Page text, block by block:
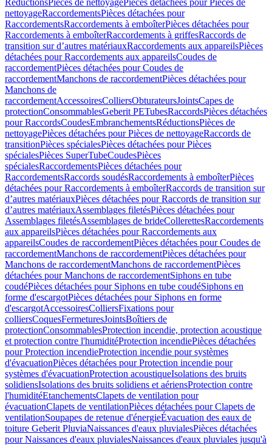
RéductionsPièces de nettoyagePièces détachées pour Pièces de
nettoyageRaccordementsPièces détachées pour
RaccordementsRaccordements à emboîterPièces détachées pour
Raccordements à emboîterRaccordements à griffesRaccords de
transition sur d’autres matériauxRaccordements aux appareilsPièces
détachées pour Raccordements aux appareilsCoudes de
raccordementPièces détachées pour Coudes de
raccordementManchons de raccordementPièces détachées pour
Manchons de
raccordementAccessoiresColliersObturateursJointsCapes de
protectionConsommablesGeberit PETubesRaccordsPièces détachées
pour RaccordsCoudesEmbranchementsRéductionsPièces de
nettoyagePièces détachées pour Pièces de nettoyageRaccords de
transitionPièces spécialesPièces détachées pour Pièces
spécialesPièces SuperTubeCoudesPièces
spécialesRaccordementsPièces détachées pour
RaccordementsRaccords soudésRaccordements à emboîterPièces
détachées pour Raccordements à emboîterRaccords de transition sur
d’autres matériauxPièces détachées pour Raccords de transition sur
d’autres matériauxAssemblages filetésPièces détachées pour
Assemblages filetésAssemblages de brideCollerettesRaccordements
aux appareilsPièces détachées pour Raccordements aux
appareilsCoudes de raccordementPièces détachées pour Coudes de
raccordementManchons de raccordementPièces détachées pour
Manchons de raccordementManchons de raccordementPièces
détachées pour Manchons de raccordementSiphons en tube
coudéPièces détachées pour Siphons en tube coudéSiphons en
forme d'escargotPièces détachées pour Siphons en forme
d'escargotAccessoiresColliersFixations pour
colliersCoquesFermeturesJointsBoîtiers de
protectionConsommablesProtection incendie, protection acoustique
et protection contre l'humiditéProtection incendiePièces détachées
pour Protection incendieProtection incendie pour systèmes
d'évacuationPièces détachées pour Protection incendie pour
systèmes d'évacuationProtection acoustiqueIsolations des bruits
solidiensIsolations des bruits solidiens et aériensProtection contre
l'humiditéEtanchementsClapets de ventilation pour
évacuationClapets de ventilationPièces détachées pour Clapets de
ventilationSoupapes de retenue d'énergieÉvacuation des eaux de
toiture Geberit PluviaNaissances d'eaux pluvialesPièces détachées
pour Naissances d'eaux pluvialesNaissances d'eaux pluviales jusqu'à